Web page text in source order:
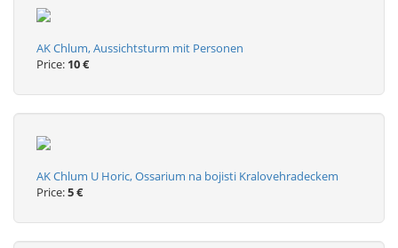
AK Chlum, Aussichtsturm mit Personen
Price: 10 €
AK Chlum U Horic, Ossarium na bojisti Kralovehradeckem
Price:5 €